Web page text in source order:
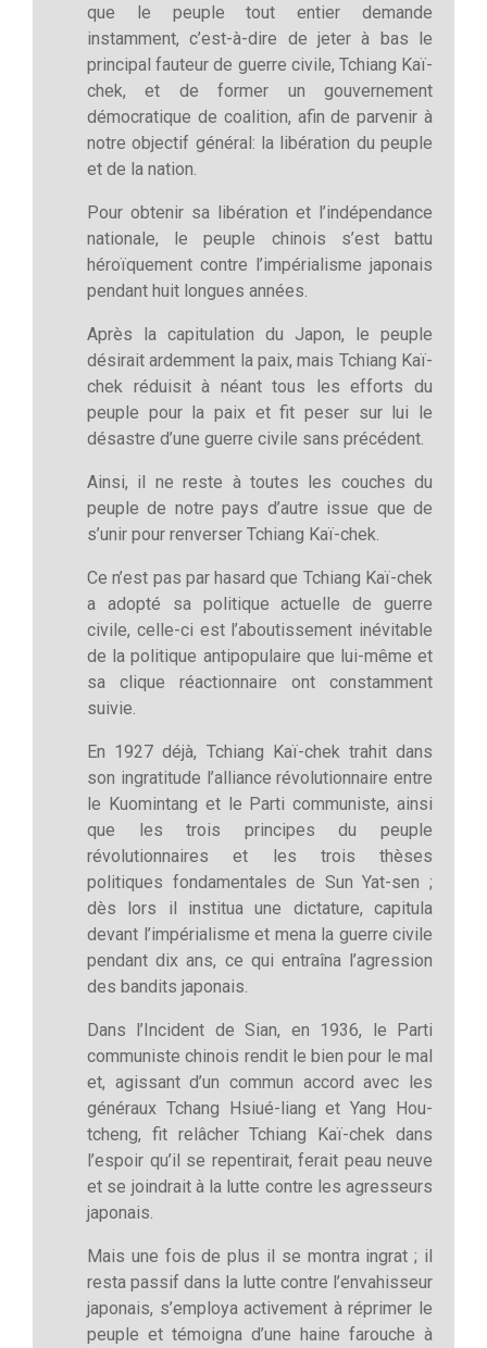
que le peuple tout entier demande
instamment, c’est-à-dire de jeter à bas le
principal fauteur de guerre civile, Tchiang Kaï-
chek, et de former un gouvernement
démocratique de coalition, afin de parvenir à
notre objectif général: la libération du peuple
et de la nation.
Pour obtenir sa libération et l’indépendance
nationale, le peuple chinois s’est battu
héroïquement contre l’impérialisme japonais
pendant huit longues années.
Après la capitulation du Japon, le peuple
désirait ardemment la paix, mais Tchiang Kaï-
chek réduisit à néant tous les efforts du
peuple pour la paix et fit peser sur lui le
désastre d’une guerre civile sans précédent.
Ainsi, il ne reste à toutes les couches du
peuple de notre pays d’autre issue que de
s’unir pour renverser Tchiang Kaï-chek.
Ce n’est pas par hasard que Tchiang Kaï-chek
a adopté sa politique actuelle de guerre
civile, celle-ci est l’aboutissement inévitable
de la politique antipopulaire que lui-même et
sa clique réactionnaire ont constamment
suivie.
En 1927 déjà, Tchiang Kaï-chek trahit dans
son ingratitude l’alliance révolutionnaire entre
le Kuomintang et le Parti communiste, ainsi
que les trois principes du peuple
révolutionnaires et les trois thèses
politiques fondamentales de Sun Yat-sen ;
dès lors il institua une dictature, capitula
devant l’impérialisme et mena la guerre civile
pendant dix ans, ce qui entraîna l’agression
des bandits japonais.
Dans l’Incident de Sian, en 1936, le Parti
communiste chinois rendit le bien pour le mal
et, agissant d’un commun accord avec les
généraux Tchang Hsiué-liang et Yang Hou-
tcheng, fit relâcher Tchiang Kaï-chek dans
l’espoir qu’il se repentirait, ferait peau neuve
et se joindrait à la lutte contre les agresseurs
japonais.
Mais une fois de plus il se montra ingrat ; il
resta passif dans la lutte contre l’envahisseur
japonais, s’employa activement à réprimer le
peuple et témoigna d’une haine farouche à